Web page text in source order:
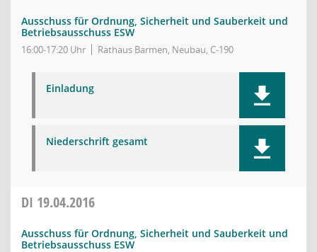
Ausschuss für Ordnung, Sicherheit und Sauberkeit und
Betriebsausschuss ESW
16:00-17:20 Uhr Rathaus Barmen, Neubau, C-190
Einladung
Niederschrift gesamt
DI 19.04.2016
Ausschuss für Ordnung, Sicherheit und Sauberkeit und
Betriebsausschuss ESW